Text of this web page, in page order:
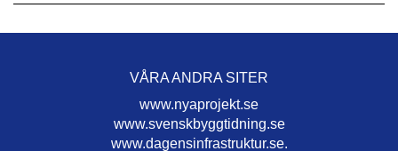
VÅRA ANDRA SITER
www.nyaprojekt.se
www.svenskbyggtidning.se
www.dagensinfrastruktur.se.